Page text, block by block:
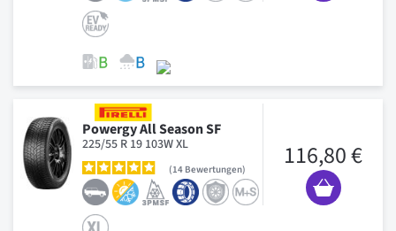
Powergy All Season SF
225/55 R 19 103W XL
14 Bewertungen 116,80 €